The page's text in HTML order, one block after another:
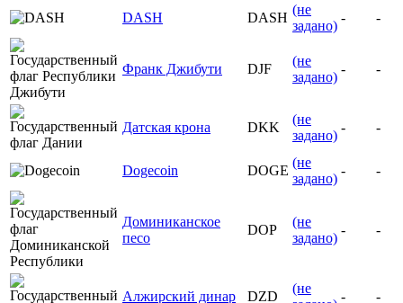
DASH DASH
(не
задано)
- -
Франк Джибути DJF
(не
задано)
- -
Датская крона DKK
(не
задано)
- -
Dogecoin DOGE
(не
задано)
- -
Доминиканское
песо
DOP
(не
задано)
- -
Алжирский динар DZD
(не
- -